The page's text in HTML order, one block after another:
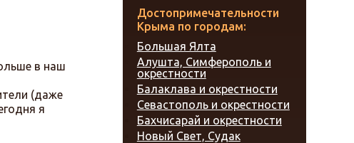
в наш
(даже
я
Достопримечательности
Крыма по городам:
Большая Ялта
Алушта, Симферополь и
окрестности
Балаклава и окрестности
Севастополь и окрестности
Бахчисарай и окрестности
Новый Свет, Судак